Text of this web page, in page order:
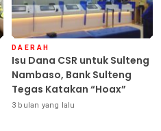
DAERAH
Isu Dana CSR untuk Sulteng
Nambaso, Bank Sulteng
Tegas Katakan “Hoax”
3 bulan yang lalu